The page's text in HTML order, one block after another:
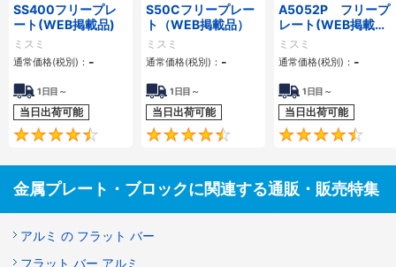
SS400フリープレ
ート(WEB掲載品)
ミスミ
通常価格(税別)： -
1日目～
当日出荷可能
4.5
S50Cフリープレー
ト（WEB掲載品）
ミスミ
通常価格(税別)： -
1日目～
当日出荷可能
4.6
A5052P フリープ
レート(WEB掲載
品）
ミスミ
通常価格(税別)： -
1日目～
当日出荷可能
金属プレート・ブロックに関連する通販・販売特集
アルミ の フラット バー
フラット バー アルミ